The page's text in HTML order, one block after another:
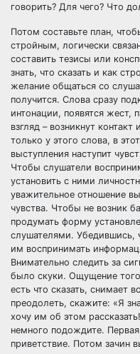
говорить? Для чего? Что
Потом составьте план,
стройным, логически
составить тезисы или
знать, что сказать и как
желание общаться со
получится. Слова сразу
интонации, появятся жест,
взгляд – возникнут
только у этого слова, в
выступления наступит
Чтобы слушатели
установить с ними
уважительное отношение
чувства. Чтобы не возник
продумать форму
слушателями. Убедившись,
им воспринимать
Внимательно следить за
было скуки. Ощущение
есть что сказать, снимает
преодолеть, скажите: «Я
хочу им об этом
немного подождите.
приветствие. Потом зачин